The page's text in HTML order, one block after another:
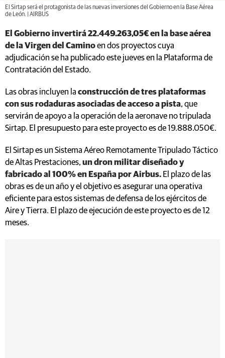
El Sirtap será el protagonista de las nuevas inversiones del Gobierno en la Base Aérea
de León. | AIRBUS
El Gobierno invertirá 22.449.263,05€ en la base aérea
de la Virgen del Caminoen dos proyectos cuya
adjudicación se ha publicado este jueves en la Plataforma de
Contratación del Estado.
Las obras incluyen la construcción de tres plataformas
con sus rodaduras asociadas de acceso a pista, que
servirán de apoyo a la operación de la aeronave no tripulada
Sirtap. El presupuesto para este proyecto es de 19.888.050€.
El Sirtap es un Sistema Aéreo Remotamente Tripulado Táctico
de Altas Prestaciones, un dron militar diseñado y
fabricado al 100% en España por Airbus. El plazo de las
obras es de un año y el objetivo es asegurar una operativa
eficiente para estos sistemas de defensa de los ejércitos de
Aire y Tierra. El plazo de ejecución de este proyecto es de 12
meses.